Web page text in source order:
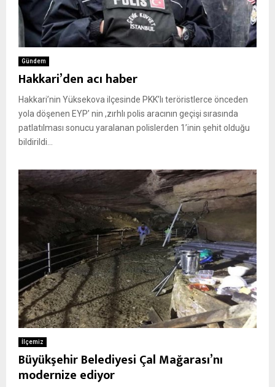
Gündem
Hakkari’den acı haber
Hakkari’nin Yüksekova ilçesinde PKK’lı teröristlerce önceden
yola döşenen EYP’ nin ,zırhlı polis aracının geçişi sırasında
patlatılması sonucu yaralanan polislerden 1’inin şehit olduğu
bildirildi...
İlçemiz
Büyükşehir Belediyesi Çal Mağarası’nı
modernize ediyor